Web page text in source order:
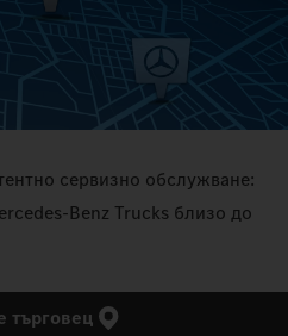
сервизно обслужване:
Trucks близо до
търговец